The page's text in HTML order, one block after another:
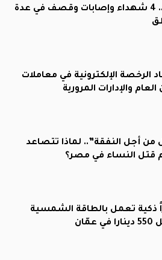
غزة .. 4 شهداء وإصابات وقصف في عدة
الرخصة الإلكترونية في معاملات
العام والإدارات المرورية
من أجل النفقة”.. لماذا تتصاعد
قتل النساء في مصر؟
ذكية تعمل بالطاقة الشمسية
عمّان